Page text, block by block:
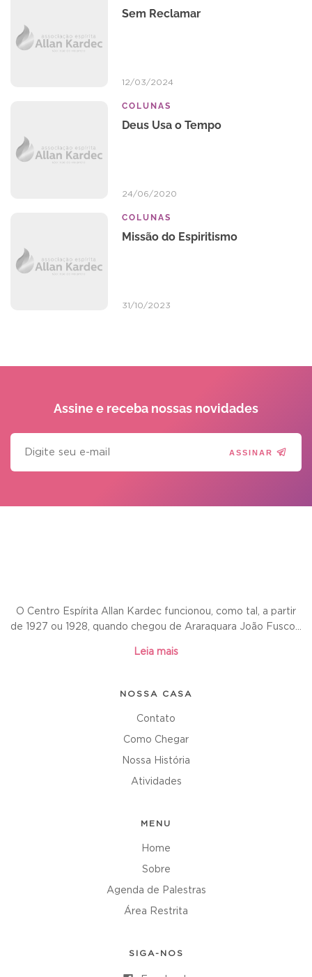
Sem Reclamar
12/03/2024
COLUNAS
Deus Usa o Tempo
24/06/2020
COLUNAS
Missão do Espiritismo
31/10/2023
Assine e receba nossas novidades
ASSINAR
O Centro Espírita Allan Kardec funcionou, como tal, a partir
de 1927 ou 1928, quando chegou de Araraquara João Fusco...
Leia mais
NOSSA CASA
Contato
Como Chegar
Nossa História
Atividades
MENU
Home
Sobre
Agenda de Palestras
Área Restrita
SIGA-NOS